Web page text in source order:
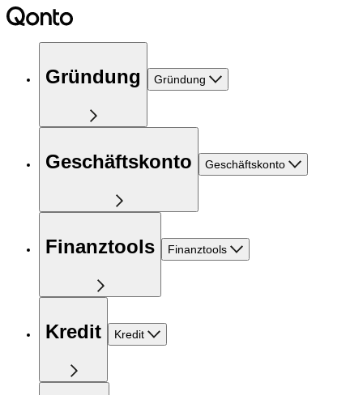
Gründung Gründung
Geschäftskonto Geschäftskonto
Finanztools Finanztools
Kredit Kredit